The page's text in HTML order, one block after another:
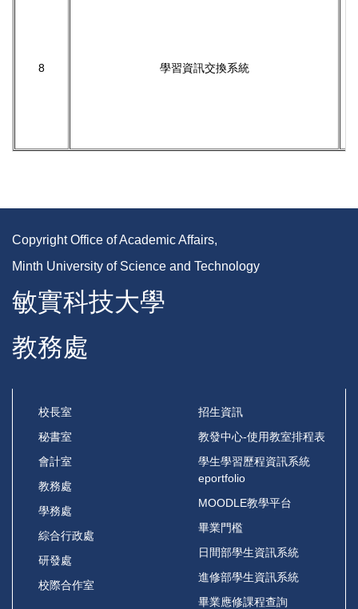
8 學習資訊交換系統
Copyright Office of Academic Affairs,
Minth University of Science and Technology
敏實科技大學
教務處
校長室
秘書室
會計室
教務處
學務處
綜合行政處
研發處
校際合作室
招生資訊
教發中心-使用教室排程表
學生學習歷程資訊系統
eportfolio
MOODLE教學平台
畢業門檻
日間部學生資訊系統
進修部學生資訊系統
畢業應修課程查詢